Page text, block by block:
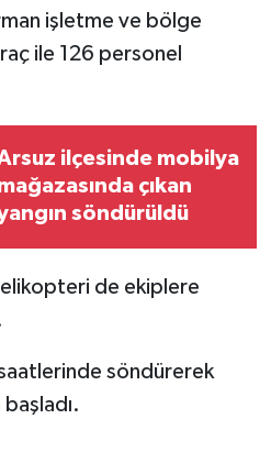
işletme ve bölge
ile 126 personel
ilçesinde mobilya
çıkan
söndürüldü
de ekiplere
saatlerinde söndürerek